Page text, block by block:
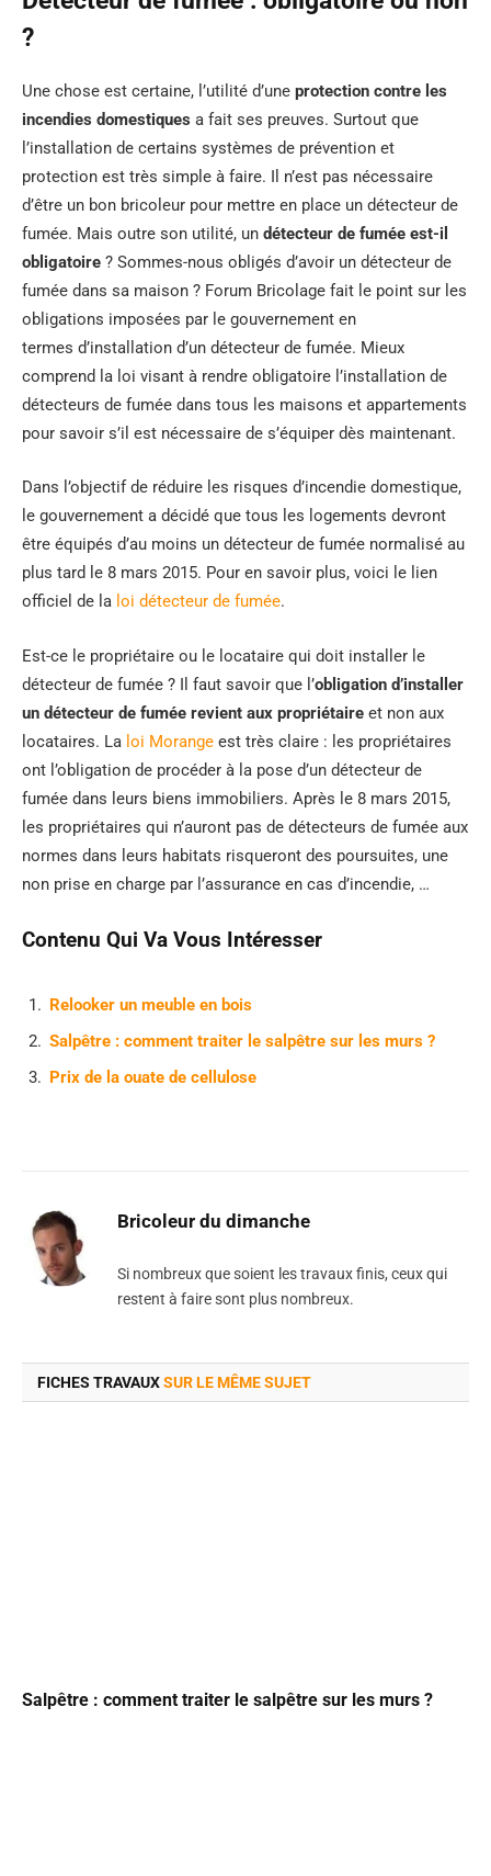
?
Une chose est certaine, l’utilité d’une protection contre les
incendies domestiques a fait ses preuves. Surtout que
l’installation de certains systèmes de prévention et
protection est très simple à faire. Il n’est pas nécessaire
d’être un bon bricoleur pour mettre en place un détecteur de
fumée. Mais outre son utilité, un détecteur de fumée est-il
obligatoire ? Sommes-nous obligés d’avoir un détecteur de
fumée dans sa maison ? Forum Bricolage fait le point sur les
obligations imposées par le gouvernement en
termes d’installation d’un détecteur de fumée. Mieux
comprend la loi visant à rendre obligatoire l’installation de
détecteurs de fumée dans tous les maisons et appartements
pour savoir s’il est nécessaire de s’équiper dès maintenant.
Dans l’objectif de réduire les risques d’incendie domestique,
le gouvernement a décidé que tous les logements devront
être équipés d’au moins un détecteur de fumée normalisé au
plus tard le 8 mars 2015. Pour en savoir plus, voici le lien
officiel de la loi détecteur de fumée.
Est-ce le propriétaire ou le locataire qui doit installer le
détecteur de fumée ? Il faut savoir que l’obligation d’installer
un détecteur de fumée revient aux propriétaire et non aux
locataires. La loi Morange est très claire : les propriétaires
ont l’obligation de procéder à la pose d’un détecteur de
fumée dans leurs biens immobiliers. Après le 8 mars 2015,
les propriétaires qui n’auront pas de détecteurs de fumée aux
normes dans leurs habitats risqueront des poursuites, une
non prise en charge par l’assurance en cas d’incendie, …
Contenu Qui Va Vous Intéresser
Relooker un meuble en bois
Salpêtre : comment traiter le salpêtre sur les murs ?
Prix de la ouate de cellulose
Bricoleur du dimanche
Si nombreux que soient les travaux finis, ceux qui
restent à faire sont plus nombreux.
FICHES TRAVAUXSUR LE MÊME SUJET
Salpêtre : comment traiter le salpêtre sur les murs ?